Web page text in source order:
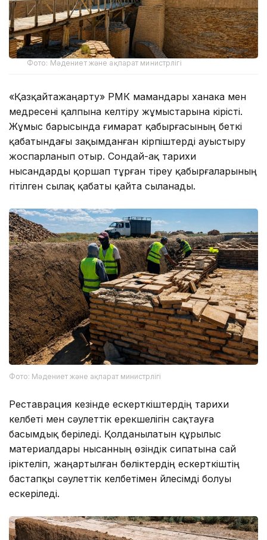
Фото: Мәдениет және ақпарат министрлігі
«Қазқайтажаңарту» РМК мамандары ханака мен
медресені қалпына келтіру жұмыстарына кірісті.
Жұмыс барысында ғимарат қабырғасының беткі
қабатындағы зақымданған кірпіштерді ауыстыру
жоспарланып отыр. Сондай-ақ тарихи
нысандарды қоршап тұрған тіреу қабырғаларының
үгітілген сылақ қабаты қайта сыланады.
Фото: Мәдениет және ақпарат министрлігі
Реставрация кезінде ескерткіштердің тарихи
келбеті мен сәулеттік ерекшелігін сақтауға
басымдық беріледі. Қолданылатын құрылыс
материалдары нысанның өзіндік сипатына сай
іріктеліп, жаңартылған бөліктердің ескерткіштің
бастапқы сәулеттік келбетімен үйлесімді болуы
ескеріледі.